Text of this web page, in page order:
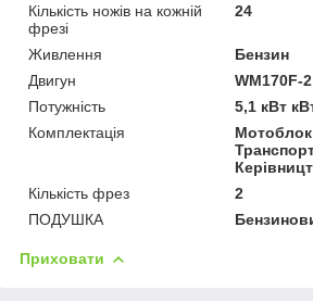
Кількість ножів на кожній
фрезі
24
Живлення
Бензин
Двигун
WM170F-
Потужність
5,1 кВт
Комплектація
Кількість фрез
2
ПОДУШКА
Приховати